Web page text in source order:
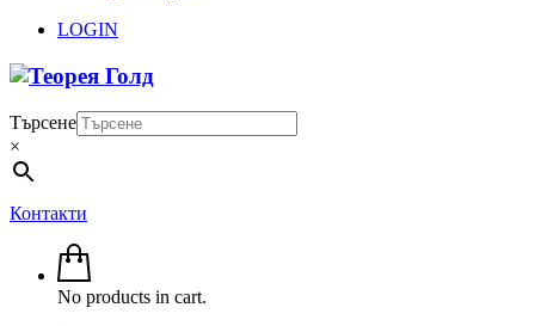
LOGIN
Търсене
×
Контакти
No products in cart.